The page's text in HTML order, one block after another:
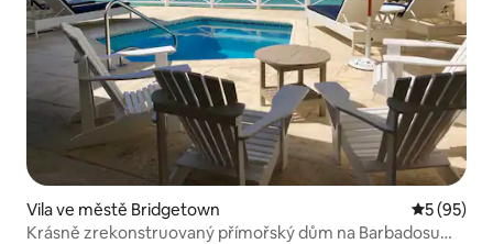
Vila ve městě Bridgetown Průměrné
5 (95)
Krásně zrekonstruovaný přímořský dům na Barbadosu